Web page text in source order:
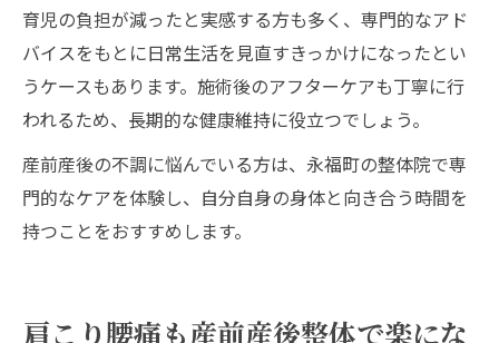
育児の負担が減ったと実感する方も多く、専門的なアド
バイスをもとに日常生活を見直すきっかけになったとい
うケースもあります。施術後のアフターケアも丁寧に行
われるため、長期的な健康維持に役立つでしょう。
産前産後の不調に悩んでいる方は、永福町の整体院で専
門的なケアを体験し、自分自身の身体と向き合う時間を
持つことをおすすめします。
肩こり腰痛も産前産後整体で楽にな